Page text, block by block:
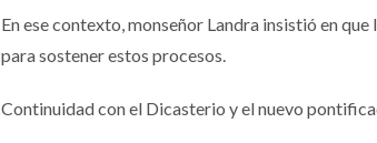
En ese contexto, monseñor Landra insistió en
para sostener estos procesos.
Continuidad con el Dicasterio y el nuevo